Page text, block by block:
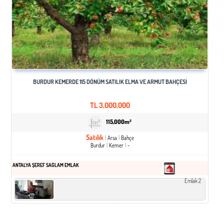
BURDUR KEMERDE 115 DÖNÜM SATILIK ELMA VE ARMUT BAHÇESİ
TL3,000,000
115,000m²
Satılık Arsa
Bahçe
Burdur
Kemer -
ANTALYA ŞEREF SAĞLAM EMLAK
Emlak 2